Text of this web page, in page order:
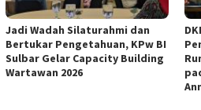
Jadi Wadah Silaturahmi dan
Bertukar Pengetahuan, KPw BI
Sulbar Gelar Capacity Building
Wartawan 2026